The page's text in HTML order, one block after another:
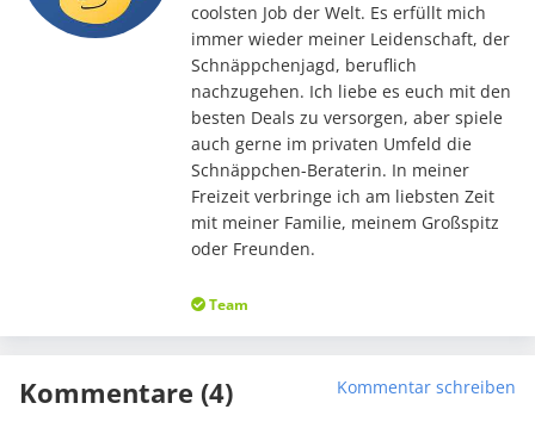
coolsten Job der Welt. Es erfüllt mich
immer wieder meiner Leidenschaft, der
Schnäppchenjagd, beruflich
nachzugehen. Ich liebe es euch mit den
besten Deals zu versorgen, aber spiele
auch gerne im privaten Umfeld die
Schnäppchen-Beraterin. In meiner
Freizeit verbringe ich am liebsten Zeit
mit meiner Familie, meinem Großspitz
oder Freunden.
Team
Kommentare (4) Kommentar schreiben